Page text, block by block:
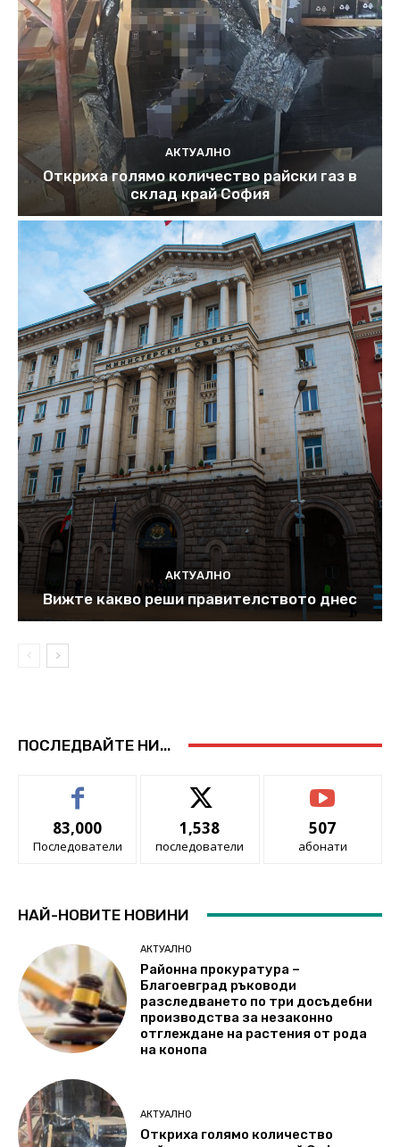
АКТУАЛНО
Откриха голямо количество райски газ в
склад край София
АКТУАЛНО
Вижте какво реши правителството днес
ПОСЛЕДВАЙТЕ НИ...
83,000
Последователи
1,538
последователи
507
абонати
НАЙ-НОВИТЕ НОВИНИ
АКТУАЛНО
Районна прокуратура –
Благоевград ръководи
разследването по три досъдебни
производства за незаконно
отглеждане на растения от рода
на конопа
АКТУАЛНО
Откриха голямо количество